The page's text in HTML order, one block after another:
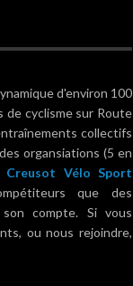
d'environ 100
de cyclisme sur Route
collectifs
organsiations (5 en
Creusot Vélo Sport
que des
compte. Si vous
ou nous rejoindre,